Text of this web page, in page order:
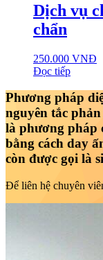
Dịch vụ
chẩn
250.000 VNĐ
Đọc tiếp
Phương pháp
nguyên tắc
là phương pháp
bằng cách day
còn được gọi là
Để liên hệ chuyên